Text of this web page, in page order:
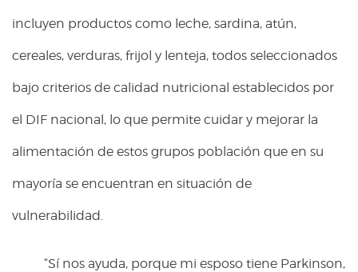
incluyen productos como leche, sardina, atún,
cereales, verduras, frijol y lenteja, todos seleccionados
bajo criterios de calidad nutricional establecidos por
el DIF nacional, lo que permite cuidar y mejorar la
alimentación de estos grupos población que en su
mayoría se encuentran en situación de
vulnerabilidad.
“Sí nos ayuda, porque mi esposo tiene Parkinson,